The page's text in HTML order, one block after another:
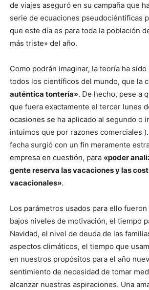
de viajes aseguró en su campaña que
serie de ecuaciones pseudociéntificas
que este día es para toda la población
más triste» del año.
Como podrán imaginar, la teoría ha
todos los científicos del mundo, que la
auténtica tontería». De hecho, pese a
que fuera exactamente el tercer lunes
ocasiones se ha aplicado al segundo o
intuimos que por razones comerciales
fecha surgió con un fin meramente
empresa en cuestión, para «poder
gente reserva las vacaciones y las
vacacionales».
Los parámetros usados para ello
bajos niveles de motivación, el tiempo
Navidad, el nivel de deuda de las
aspectos climáticos, el tiempo que
en nuestros propósitos para el año
sentimiento de necesidad de tomar
alcanzar nuestras aspiraciones. Una